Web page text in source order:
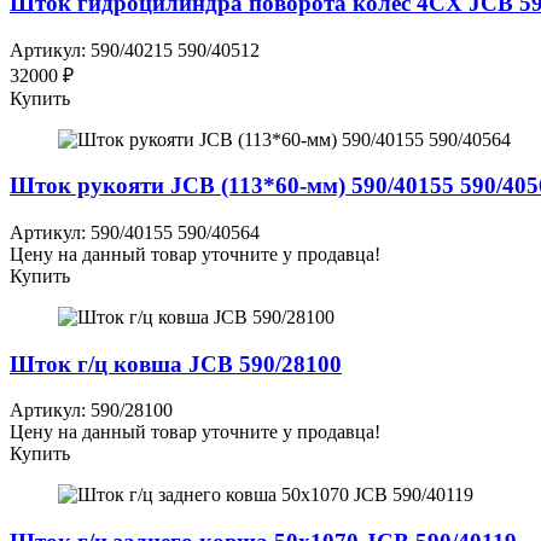
Артикул: 590/40215 590/40512
32000 ₽
Купить
Шток рукояти JCB (113*60-мм) 590/40155 590/
Артикул: 590/40155 590/40564
Цену на данный товар уточните у продавца!
Купить
Шток г/ц ковша JCB 590/28100
Артикул: 590/28100
Цену на данный товар уточните у продавца!
Купить